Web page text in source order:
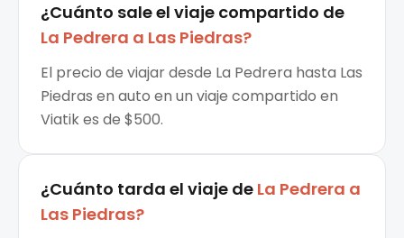
¿Cuánto sale el viaje compartido de
La Pedrera a Las Piedras?
El precio de viajar desde La Pedrera hasta Las
Piedras en auto en un viaje compartido en
Viatik es de $500.
¿Cuánto tarda el viaje de La Pedrera a
Las Piedras?